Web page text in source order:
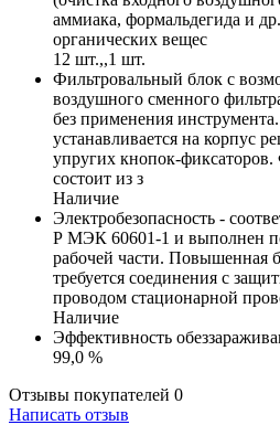
аммиака, формальдегида и
органических вещес
12 шт.,,1 шт.
Фильтровальный блок с
воздушного сменного
без применения
устанавливается на корпус
упругих кнопок-
состоит из з
Наличие
Электробезопасность -
Р МЭК 60601-1 и выполнен
рабочей части. Повышенная
требуется соединения с
проводом стационарной
Наличие
Эффективность
99,0 %
Отзывы покупателей 0
Написать отзыв